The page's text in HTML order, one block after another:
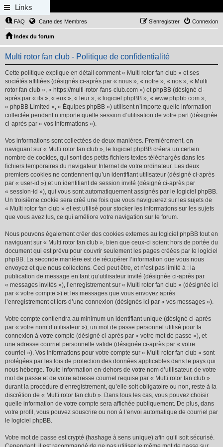
Links
FAQ Carte des Membres Connexion
S’enregistrer
Index du forum
Multi rotor fan club - Politique de confidentialité
Cette politique explique en détail comment « Multi rotor fan club » et ses
sociétés affiliées (désignés ci-après par « nous », « notre », « nos », « Multi
rotor fan club », « https://multi-rotor-fans-club.com ») et phpBB (désigné ci-
après par « ils », « eux », « leur », « logiciel phpBB », « www.phpbb.com »,
« phpBB Limited », « Équipes phpBB ») utilisent n’importe quelle information
collectée pendant n’importe quelle session d’utilisation de votre part (désignée
ci-après par « vos informations »).
Vos informations sont collectées de deux manières. Premièrement, en
naviguant sur « Multi rotor fan club », le logiciel phpBB créera un certain
nombre de cookies, qui sont des petits fichiers textes téléchargés dans les
fichiers temporaires du navigateur Internet de votre ordinateur. Les deux
premiers cookies ne contiennent qu’un identifiant utilisateur (désigné ci-après
par « user-id ») et un identifiant de session invité (désigné ci-après par
« session-id »), qui vous sont automatiquement assignés par le logiciel phpBB.
Un troisième cookie sera créé une fois que vous naviguerez sur les sujets de
« Multi rotor fan club » et est utilisé pour stocker les informations sur les sujets
que vous avez lus, ce qui améliore votre navigation sur le forum.
Nous pouvons également créer des cookies externes au logiciel phpBB tout en
naviguant sur « Multi rotor fan club », bien que ceux-ci soient hors de portée du
document qui est prévu pour couvrir seulement les pages créées par le logiciel
phpBB. La seconde manière est de récupérer l’information que vous nous
envoyez et que nous collectons. Ceci peut être, et n’est pas limité à : la
publication de message en tant qu’utilisateur invité (désignée ci-après par
« messages invités »), l’enregistrement sur « Multi rotor fan club » (désignée ici
par « votre compte ») et les messages que vous envoyez après
l’enregistrement et lors d’une connexion (désignés ici par « vos messages »).
Votre compte contiendra au minimum un identifiant unique (désigné ci-après
par « votre nom d’utilisateur »), un mot de passe personnel utilisé pour la
connexion à votre compte (désigné ci-après par « votre mot de passe »), et
une adresse courriel personnelle valide (désignée ci-après par « votre
courriel »). Vos informations pour votre compte sur « Multi rotor fan club » sont
protégées par les lois de protection des données applicables dans le pays qui
nous héberge. Toute information en-dehors de votre nom d’utilisateur, de votre
mot de passe et de votre adresse courriel requise par « Multi rotor fan club »
durant la procédure d’enregistrement, qu’elle soit obligatoire ou non, reste à la
discrétion de « Multi rotor fan club ». Dans tous les cas, vous pouvez choisir
quelle information de votre compte sera affichée publiquement. De plus, dans
votre profil, vous pouvez souscrire ou non à l’envoi automatique de courriel par
le logiciel phpBB.
Votre mot de passe est crypté (hashage à sens unique) afin qu’il soit sécurisé.